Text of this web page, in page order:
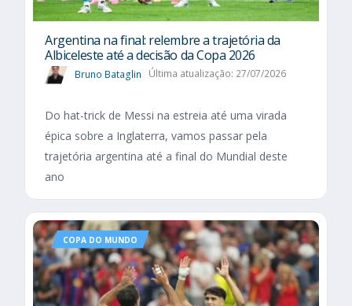
Argentina na final: relembre a trajetória da
Albiceleste até a decisão da Copa 2026
Bruno Bataglin Última atualização: 27/07/2026
Do hat-trick de Messi na estreia até uma virada
épica sobre a Inglaterra, vamos passar pela
trajetória argentina até a final do Mundial deste
ano
COPA DO MUNDO